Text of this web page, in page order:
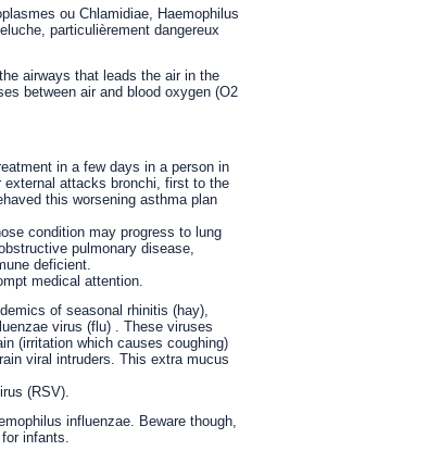
ou Chlamidiae, Haemophilus
particulièrement dangereux
airways that leads the air in the
between air and blood oxygen (O2
in a few days in a person in
attacks bronchi, first to the
this worsening asthma plan
condition may progress to lung
pulmonary disease,
deficient.
medical attention.
of seasonal rhinitis (hay),
virus (flu) . These viruses
(irritation which causes coughing)
viral intruders. This extra mucus
(RSV).
influenzae. Beware though,
infants.